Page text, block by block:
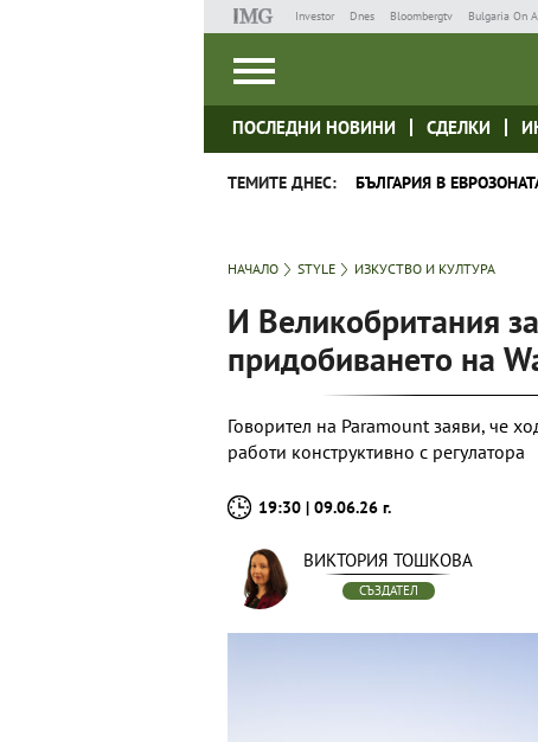
Investor Dnes Bloombergtv Bulgaria On
ПОСЛЕДНИ НОВИНИ СДЕЛКИ
ТЕМИТЕ ДНЕС: БЪЛГАРИЯ В
НАЧАЛО STYLE ИЗКУСТВО И КУЛТУРА
И Великобритания
придобиването на
Говорител на Paramount заяви, че
работи конструктивно с регулатора
19:30 | 09.06.26 г.
ВИКТОРИЯ ТОШКОВА
СЪЗДАТЕЛ